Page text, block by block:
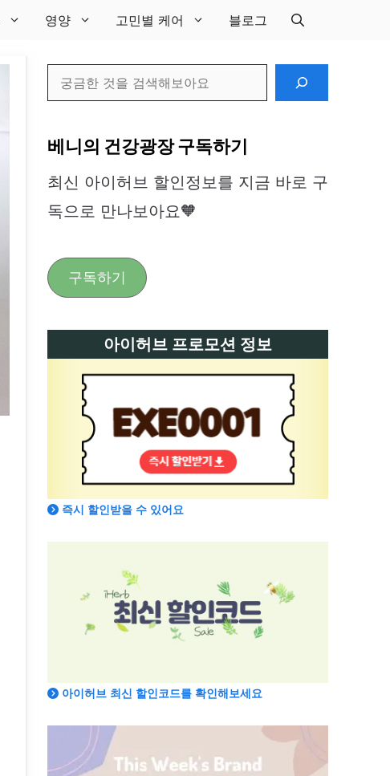
영양 고민별 케어 블로그
색
베니의 건강광장 구독하기
최신 아이허브 할인정보를 지금 바로 구
독으로 만나보아요🧡
구독하기
아이허브 프로모션 정보
즉시 할인받을 수 있어요
아이허브 최신 할인코드를 확인해보세요